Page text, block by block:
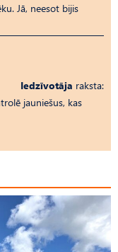
Jā, neesot bijis
Iedzīvotāja raksta:
jauniešus, kas